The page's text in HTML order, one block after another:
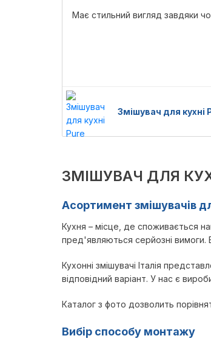
Має стильний вигляд завдяки
Змішувач для кухні
ЗМІШУВАЧ ДЛЯ
Асортимент змішувачів
Кухня – місце, де споживається
пред'являються серйозні вимоги.
Кухонні змішувачі Італія
відповідний варіант. У нас є
Каталог з фото дозволить
Вибір способу монтажу